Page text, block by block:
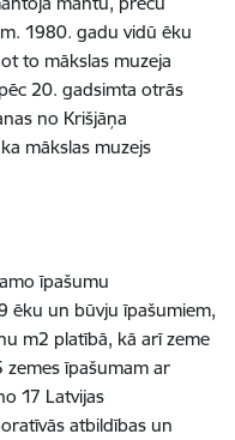
1980. gadu vidū ēku
to mākslas muzeja
20. gadsimta otrās
no Krišjāņa
mākslas muzejs
īpašumu
ēku un būvju īpašumiem,
m2 platībā, kā arī zeme
īpašumam ar
17 Latvijas
atbildības un